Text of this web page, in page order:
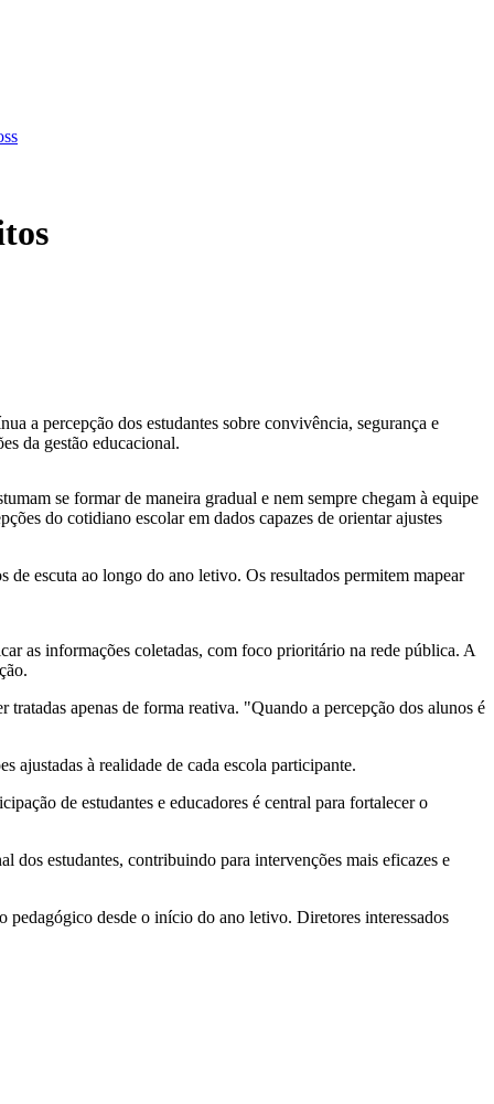
a percepção dos estudantes sobre convivência, segurança e
da gestão educacional.
se formar de maneira gradual e nem sempre chegam à equipe
do cotidiano escolar em dados capazes de orientar ajustes
escuta ao longo do ano letivo. Os resultados permitem mapear
as informações coletadas, com foco prioritário na rede pública. A
apenas de forma reativa. "Quando a percepção dos alunos é
ajustadas à realidade de cada escola participante.
de estudantes e educadores é central para fortalecer o
dos estudantes, contribuindo para intervenções mais eficazes e
pedagógico desde o início do ano letivo. Diretores interessados